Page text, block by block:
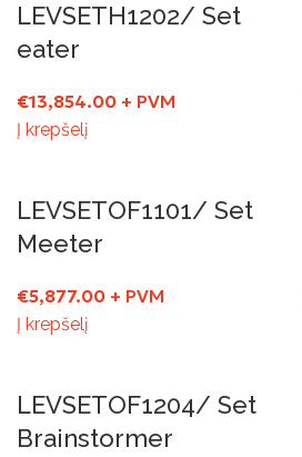
LEVSETH1202/ Set
eater
€13,854.00 + PVM
Į krepšelį
LEVSETOF1101/ Set
Meeter
€5,877.00 + PVM
Į krepšelį
LEVSETOF1204/ Set
Brainstormer